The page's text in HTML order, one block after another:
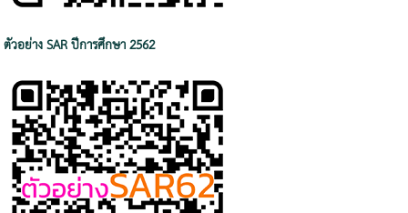
ตัวอย่าง SAR ปีการศึกษา 2562